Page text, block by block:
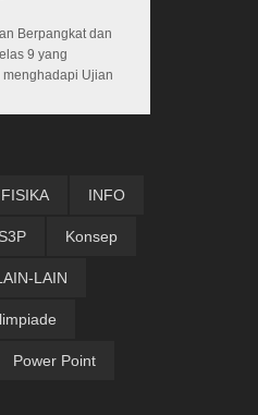
Berpangkat dan
9 yang
Ujian
FISIKA INFO
Konsep
LAIN
Power Point